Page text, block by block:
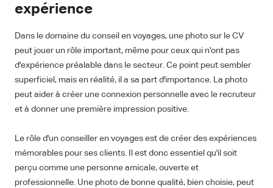
expérience
Dans le domaine du conseil en voyages, une photo sur le CV
peut jouer un rôle important, même pour ceux qui n'ont pas
d'expérience préalable dans le secteur. Ce point peut sembler
superficiel, mais en réalité, il a sa part d'importance. La photo
peut aider à créer une connexion personnelle avec le recruteur
et à donner une première impression positive.
Le rôle d'un conseiller en voyages est de créer des expériences
mémorables pour ses clients. Il est donc essentiel qu'il soit
perçu comme une personne amicale, ouverte et
professionnelle. Une photo de bonne qualité, bien choisie, peut